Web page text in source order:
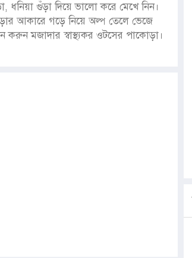
ধনিয়া গুঁড়া দিয়ে ভালো করে মেখে নিন।
আকারে গড়ে নিয়ে অল্প তেলে ভেজে
মজাদার স্বাস্থ্যকর ওটসের পাকোড়া।